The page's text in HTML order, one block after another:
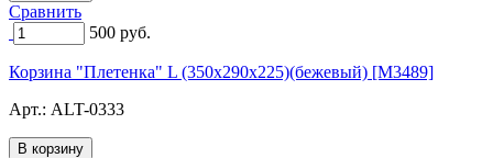
Сравнить
500 руб.
Корзина "Плетенка" L (350х290х225)(бежевый) [M3489]
Арт.: ALT-0333